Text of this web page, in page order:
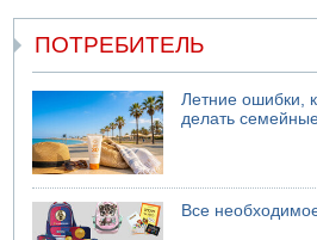
ПОТРЕБИТЕЛЬ
Летние ошибки,
делать
Все